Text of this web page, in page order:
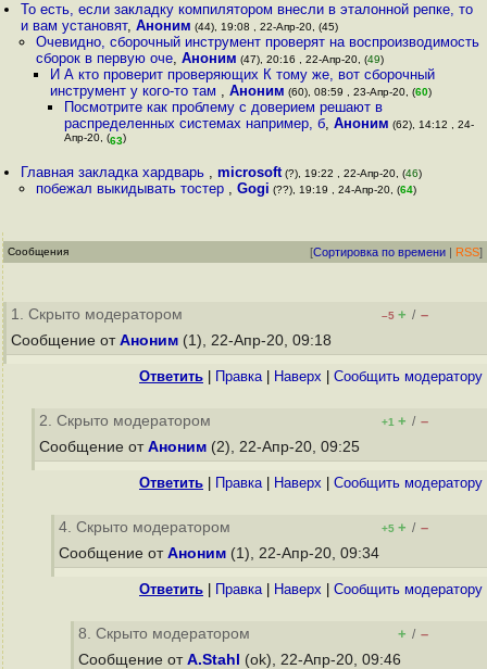
То есть, если закладку компилятором внесли в эталонной репке, то
и вам установят,Аноним (44), 19:08 , 22-Апр-20, (45)
Очевидно, сборочный инструмент проверят на воспроизводимость
сборок в первую оче, Аноним (47), 20:16 , 22-Апр-20, (49)
И А кто проверит проверяющих К тому же, вот сборочный
инструмент у кого-то там , Аноним (60), 08:59 , 23-Апр-20, (60)
Посмотрите как проблему с доверием решают в
распределенных системах например, б,Аноним (62), 14:12 , 24-
Апр-20, (63)
Главная закладка хардварь ,microsoft (?), 19:22 , 22-Апр-20, (46)
побежал выкидывать тостер , Gogi (??), 19:19 , 24-Апр-20, (64)
Сообщения [Сортировка по времени | RSS]
1. Скрыто модератором –5 + / –
Сообщение от Аноним (1), 22-Апр-20, 09:18
Ответить Правка| Наверх Cообщить модератору
2. Скрыто модератором +1 + / –
Сообщение от Аноним (2), 22-Апр-20, 09:25
Ответить Правка| Наверх Cообщить модератору
4. Скрыто модератором +5 + / –
Сообщение от Аноним (1), 22-Апр-20, 09:34
Ответить Правка| Наверх Cообщить модератору
8. Скрыто модератором + / –
Сообщение от A.Stahl (ok), 22-Апр-20, 09:46